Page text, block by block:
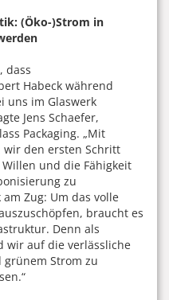
(Öko-)Strom in
dass
Habeck während
uns im Glaswerk
Jens Schaefer,
Packaging. „Mit
wir den ersten Schritt
und die Fähigkeit
zu
Zug: Um das volle
braucht es
Denn als
wir auf die verlässliche
Strom zu